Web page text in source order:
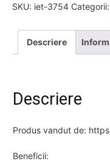
SKU: iet-3754 Categorii:
Descriere
Descriere
Produs vandut de:
Beneficii: